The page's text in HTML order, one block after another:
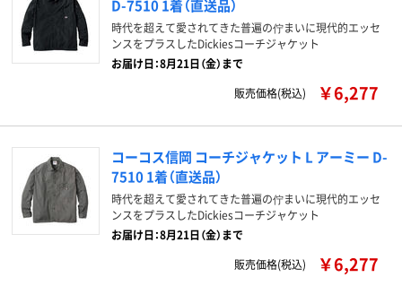
D-7510 1着（直送品）
時代を超えて愛されてきた普遍の佇まいに現代的エッセ
ンスをプラスしたDickiesコーチジャケット
お届け日：8月21日（金）まで
販売価格(税込)
￥6,277
コーコス信岡 コーチジャケット L アーミー D-
7510 1着（直送品）
時代を超えて愛されてきた普遍の佇まいに現代的エッセ
ンスをプラスしたDickiesコーチジャケット
お届け日：8月21日（金）まで
販売価格(税込)
￥6,277